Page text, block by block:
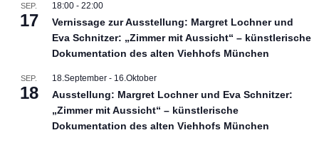
SEP.
17
18:00- 22:00
Vernissage zur Ausstellung: Margret Lochner und
Eva Schnitzer: „Zimmer mit Aussicht“ – künstlerische
Dokumentation des alten Viehhofs München
SEP.
18
18.September- 16.Oktober
Ausstellung: Margret Lochner und Eva Schnitzer:
„Zimmer mit Aussicht“ – künstlerische
Dokumentation des alten Viehhofs München